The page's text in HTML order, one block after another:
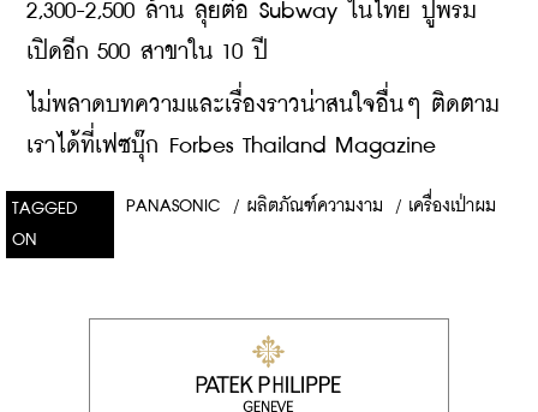
2,300-2,500 ล้าน ลุยต่อ Subway ในไทย ปูพรม
เปิดอีก 500 สาขาใน 10 ปี
ไม่พลาดบทความและเรื่องราวน่าสนใจอื่นๆ ติดตาม
เราได้ที่เฟซบุ๊ก Forbes Thailand Magazine
TAGGED
ON
PANASONIC / ผลิตภัณฑ์ความงาม / เครื่องเป่าผม